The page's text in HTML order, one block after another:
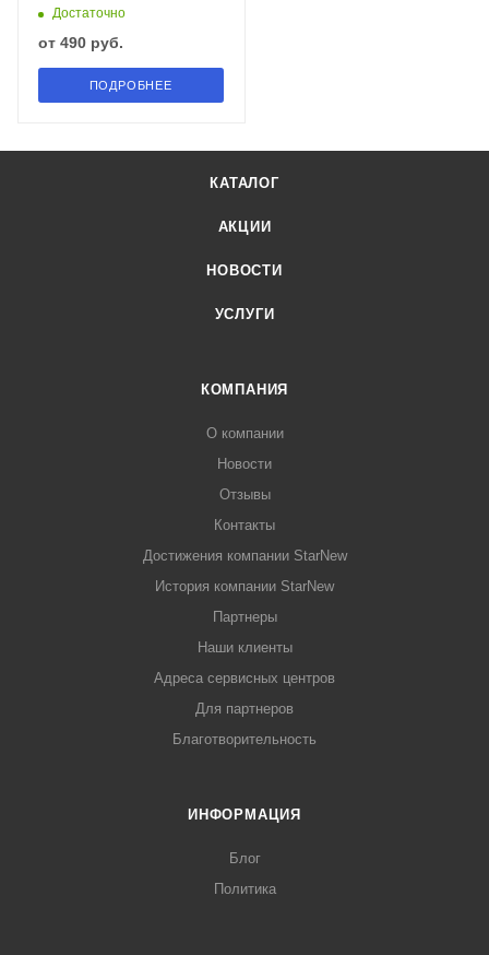
Достаточно
от 490 руб.
ПОДРОБНЕЕ
КАТАЛОГ
АКЦИИ
НОВОСТИ
УСЛУГИ
КОМПАНИЯ
О компании
Новости
Отзывы
Контакты
Достижения компании StarNew
История компании StarNew
Партнеры
Наши клиенты
Адреса сервисных центров
Для партнеров
Благотворительность
ИНФОРМАЦИЯ
Блог
Политика